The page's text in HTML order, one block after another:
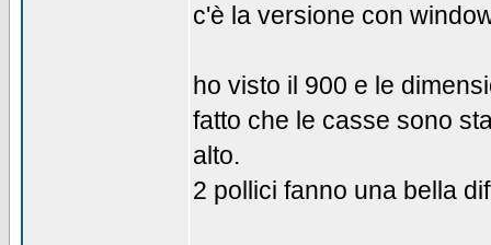
c'è la versione con
ho visto il 900 e le
fatto che le casse sono
alto.
2 pollici fanno una bella